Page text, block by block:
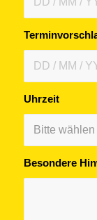
Uhrzeit
Besondere